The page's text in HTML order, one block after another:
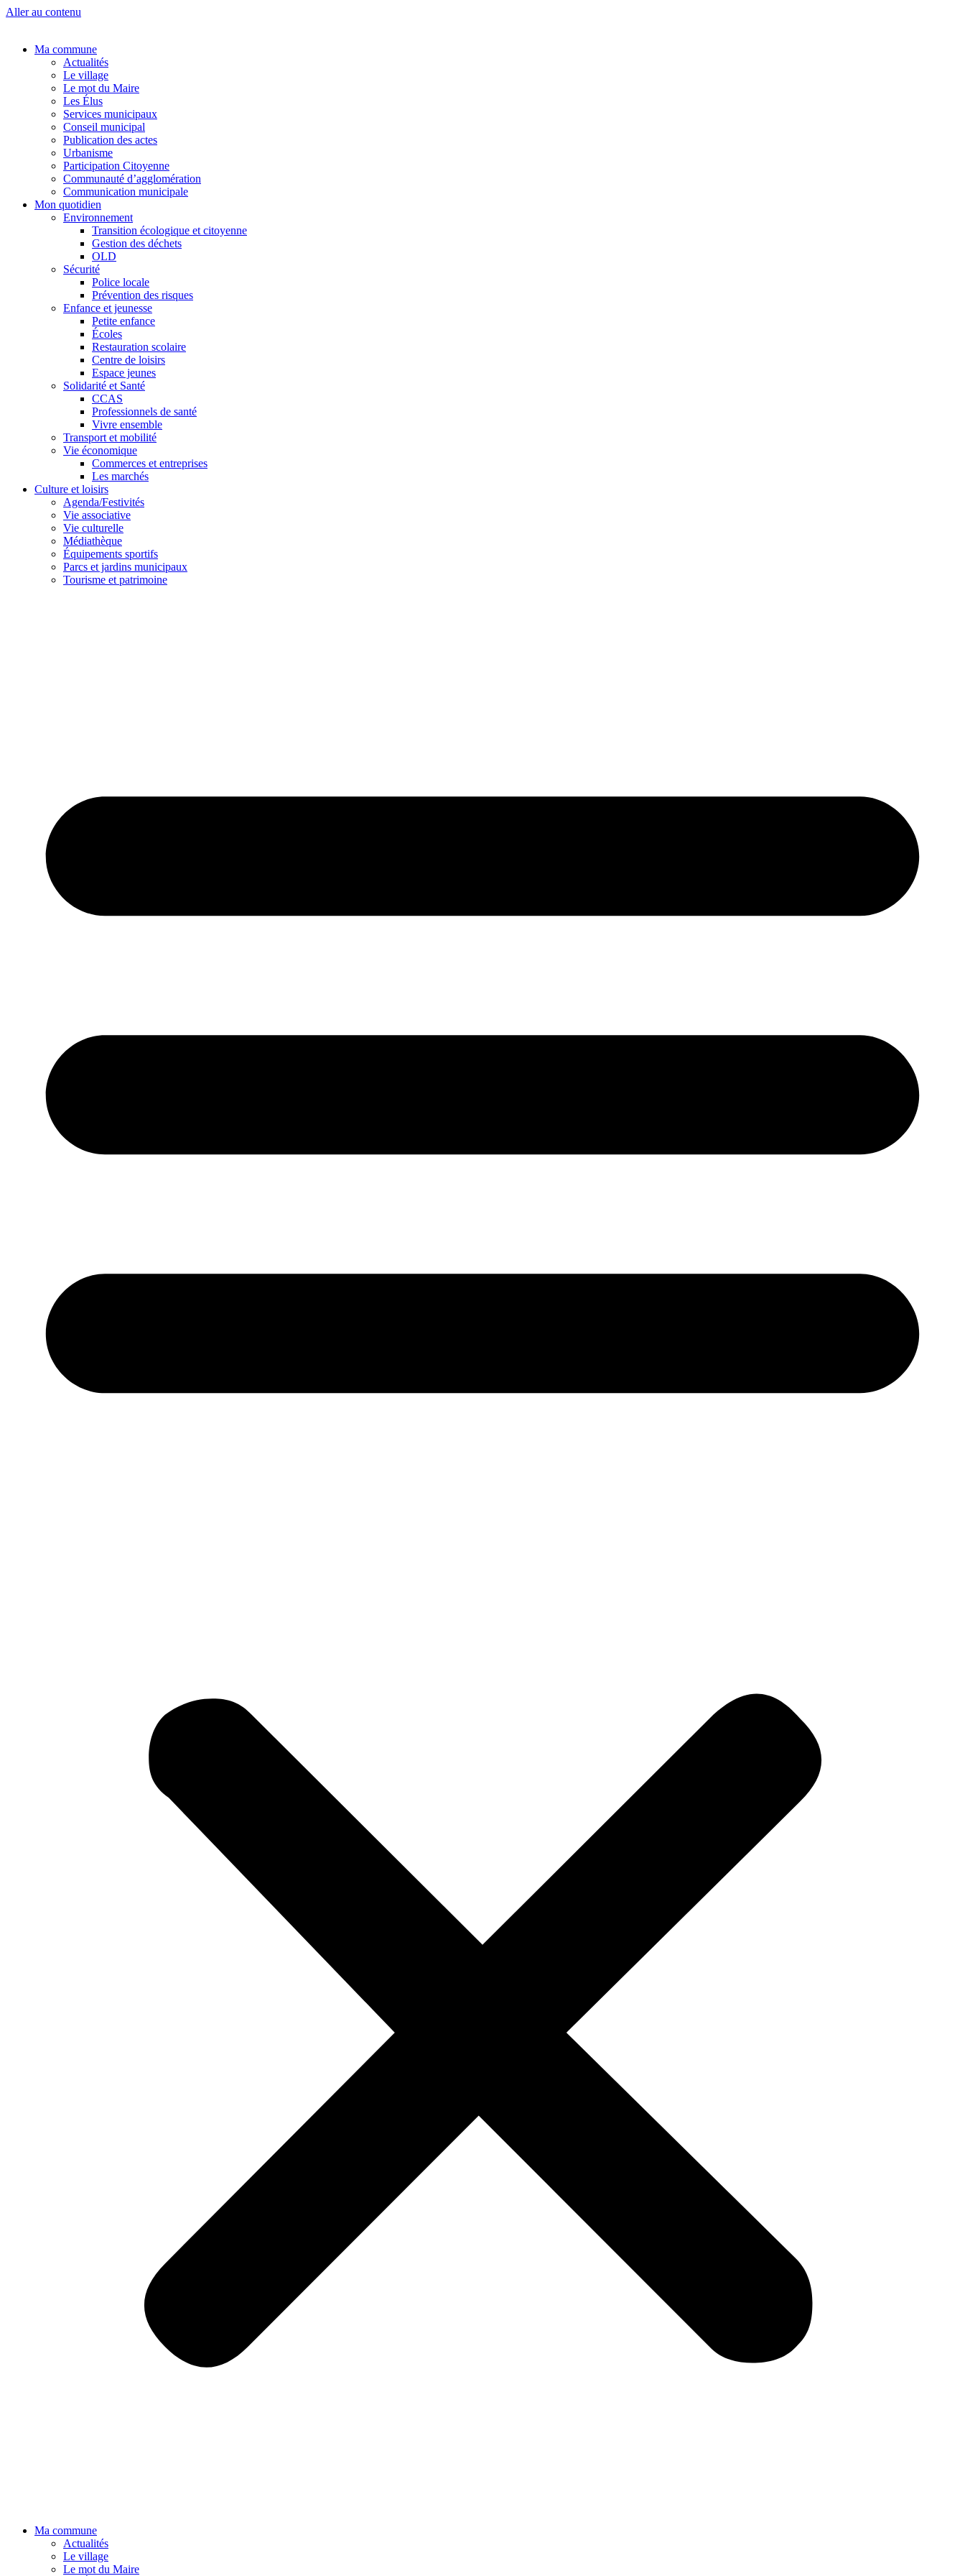
Aller au contenu
Ma commune
Actualités
Le village
Le mot du Maire
Les Élus
Services municipaux
Conseil municipal
Publication des actes
Urbanisme
Participation Citoyenne
Communauté d’agglomération
Communication municipale
Mon quotidien
Environnement
Transition écologique et citoyenne
Gestion des déchets
OLD
Sécurité
Police locale
Prévention des risques
Enfance et jeunesse
Petite enfance
Écoles
Restauration scolaire
Centre de loisirs
Espace jeunes
Solidarité et Santé
CCAS
Professionnels de santé
Vivre ensemble
Transport et mobilité
Vie économique
Commerces et entreprises
Les marchés
Culture et loisirs
Agenda/Festivités
Vie associative
Vie culturelle
Médiathèque
Équipements sportifs
Parcs et jardins municipaux
Tourisme et patrimoine
Ma commune
Actualités
Le village
Le mot du Maire